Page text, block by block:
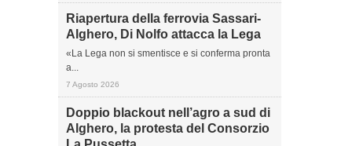
Riapertura della ferrovia Sassari-
Alghero, Di Nolfo attacca la Lega
«La Lega non si smentisce e si conferma pronta
a...
7 Agosto 2026
Doppio blackout nell’agro a sud di
Alghero, la protesta del Consorzio